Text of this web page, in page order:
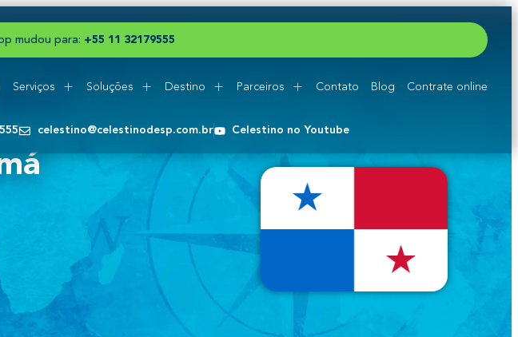
mudou para: +55 1 1 321 79555
Serviços Soluções Destino Parceiros Contato Blog Contrate online
celestino@celestinodesp.com.br Celestino no Youtube